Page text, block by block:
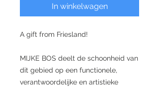
In winkelwagen
A gift from Friesland!
MIJKE BOS deelt de schoonheid van
dit gebied op een functionele,
verantwoordelijke en artistieke